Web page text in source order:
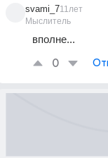
svami_7
Мыслитель
11лет
вполне...
0